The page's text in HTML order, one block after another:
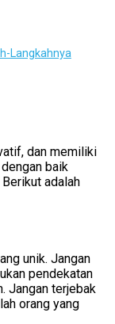
Langkahnya
dan memiliki
baik
adalah
unik. Jangan
pendekatan
Jangan terjebak
orang yang